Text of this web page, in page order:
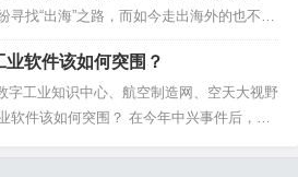
寻找“出海”之路，而如今走出海外的也不再
具类产品。 国产软件出海记：从工具出...
业软件该如何突围？
字工业知识中心、航空制造网、空天大视野
软件该如何突围？ 在今年中兴事件后，国